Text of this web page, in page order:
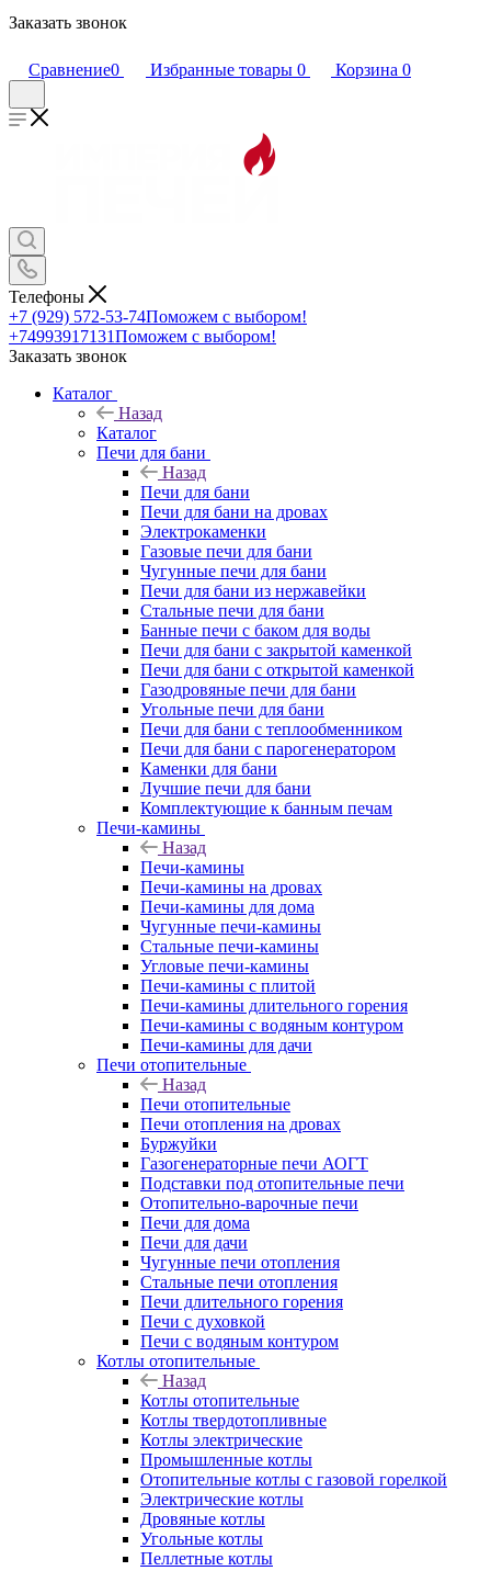
Заказать звонок
Сравнение0 Избранные товары 0 Корзина 0
Телефоны
+7 (929) 572-53-74Поможем с выбором!
+74993917131Поможем с выбором!
Заказать звонок
Каталог
Назад
Каталог
Печи для бани
Назад
Печи для бани
Печи для бани на дровах
Электрокаменки
Газовые печи для бани
Чугунные печи для бани
Печи для бани из нержавейки
Стальные печи для бани
Банные печи с баком для воды
Печи для бани с закрытой каменкой
Печи для бани с открытой каменкой
Газодровяные печи для бани
Угольные печи для бани
Печи для бани с теплообменником
Печи для бани с парогенератором
Каменки для бани
Лучшие печи для бани
Комплектующие к банным печам
Печи-камины
Назад
Печи-камины
Печи-камины на дровах
Печи-камины для дома
Чугунные печи-камины
Стальные печи-камины
Угловые печи-камины
Печи-камины с плитой
Печи-камины длительного горения
Печи-камины с водяным контуром
Печи-камины для дачи
Печи отопительные
Назад
Печи отопительные
Печи отопления на дровах
Буржуйки
Газогенераторные печи АОГТ
Подставки под отопительные печи
Отопительно-варочные печи
Печи для дома
Печи для дачи
Чугунные печи отопления
Стальные печи отопления
Печи длительного горения
Печи с духовкой
Печи с водяным контуром
Котлы отопительные
Назад
Котлы отопительные
Котлы твердотопливные
Котлы электрические
Промышленные котлы
Отопительные котлы с газовой горелкой
Электрические котлы
Дровяные котлы
Угольные котлы
Пеллетные котлы